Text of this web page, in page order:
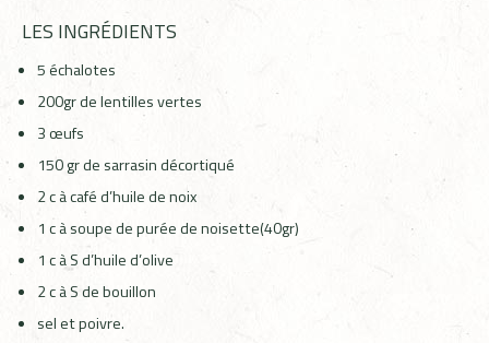
LES INGRÉDIENTS
5 échalotes
200gr de lentilles vertes
3 œufs
150 gr de sarrasin décortiqué
2 c à café d’huile de noix
1 c à soupe de purée de noisette(40gr)
1 c à S d’huile d’olive
2 c à S de bouillon
sel et poivre.